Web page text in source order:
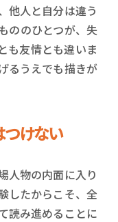
他人と自分は違う
ののひとつが、失
も友情とも違いま
るうえでも描きが
けない
人物の内面に入り
したからこそ、全
読み進めることに